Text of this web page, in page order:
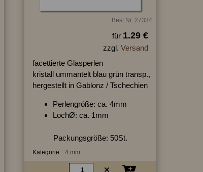
Best.Nr.:27334
für 1.29 €
zzgl. Versand
facettierte Glasperlen
kristall ummantelt blau grün transp.,
hergestellt in Gablonz / Tschechien
Perlengröße: ca. 4mm
LochØ: ca. 1mm
Packungsgröße: 50St.
Kategorie: 4 mm